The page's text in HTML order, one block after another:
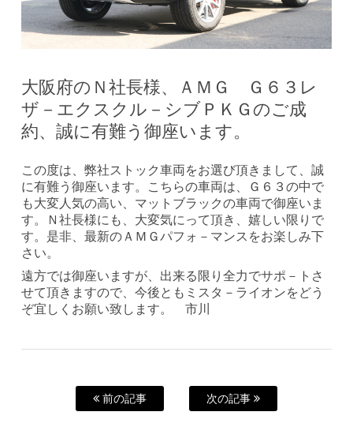
大阪府のＮ社長様、ＡＭＧ Ｇ６３レ
ザ－エクスクル－シブＰＫＧのご成
約、誠に有難う御座います。
この度は、弊社ストック車両をお選び頂きまして、誠
に有難う御座います。こちらの車両は、Ｇ６３の中で
も大変人気の高い、マットブラックの車両で御座いま
す。Ｎ社長様にも、大変気にって頂き、嬉しい限りで
す。是非、最新のＡＭＧパフォ－マンスをお楽しみ下
さい。
遠方では御座いますが、出来る限り全力でサポ－トさ
せて頂きますので、今後ともミスタ－ライオンをどう
ぞ宜しくお願い致します。 市川
前の記事 次の記事